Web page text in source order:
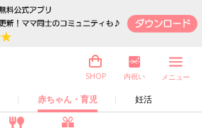
赤ちゃん・育児 妊活
SHOP 内祝い メニュー